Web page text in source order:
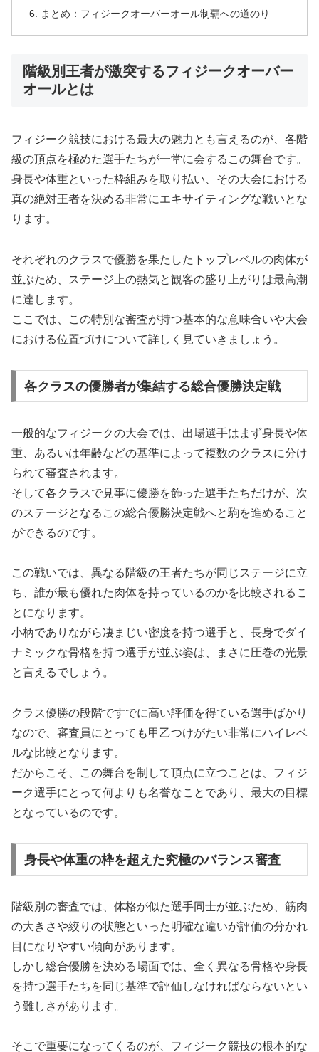
まとめ：フィジークオーバーオール制覇への道のり
階級別王者が激突するフィジークオーバー
オールとは
フィジーク競技における最大の魅力とも言えるのが、各階
級の頂点を極めた選手たちが一堂に会するこの舞台です。
身長や体重といった枠組みを取り払い、その大会における
真の絶対王者を決める非常にエキサイティングな戦いとな
ります。
それぞれのクラスで優勝を果たしたトップレベルの肉体が
並ぶため、ステージ上の熱気と観客の盛り上がりは最高潮
に達します。
ここでは、この特別な審査が持つ基本的な意味合いや大会
における位置づけについて詳しく見ていきましょう。
各クラスの優勝者が集結する総合優勝決定戦
一般的なフィジークの大会では、出場選手はまず身長や体
重、あるいは年齢などの基準によって複数のクラスに分け
られて審査されます。
そして各クラスで見事に優勝を飾った選手たちだけが、次
のステージとなるこの総合優勝決定戦へと駒を進めること
ができるのです。
この戦いでは、異なる階級の王者たちが同じステージに立
ち、誰が最も優れた肉体を持っているのかを比較されるこ
とになります。
小柄でありながら凄まじい密度を持つ選手と、長身でダイ
ナミックな骨格を持つ選手が並ぶ姿は、まさに圧巻の光景
と言えるでしょう。
クラス優勝の段階ですでに高い評価を得ている選手ばかり
なので、審査員にとっても甲乙つけがたい非常にハイレベ
ルな比較となります。
だからこそ、この舞台を制して頂点に立つことは、フィジ
ーク選手にとって何よりも名誉なことであり、最大の目標
となっているのです。
身長や体重の枠を超えた究極のバランス審査
階級別の審査では、体格が似た選手同士が並ぶため、筋肉
の大きさや絞りの状態といった明確な違いが評価の分かれ
目になりやすい傾向があります。
しかし総合優勝を決める場面では、全く異なる骨格や身長
を持つ選手たちを同じ基準で評価しなければならないとい
う難しさがあります。
そこで重要になってくるのが、フィジーク競技の根本的な